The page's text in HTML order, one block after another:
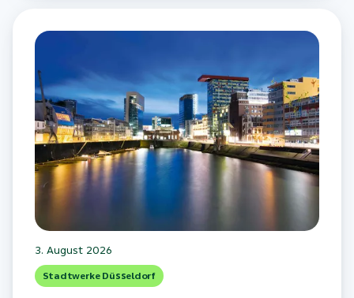
3. August 2026
Stadtwerke Düsseldorf